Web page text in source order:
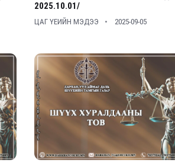
2025.10.01/
ЦАГ ҮЕИЙН МЭДЭЭ 2025-09-05